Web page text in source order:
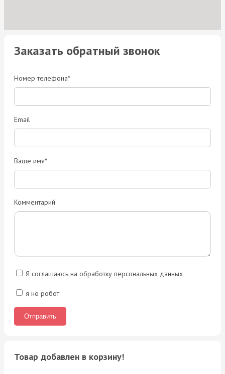
Заказать обратный звонок
Номер телефона*
Email
Ваше имя*
Комментарий
Я соглашаюсь на обработку персональных данных
я не робот
Товар добавлен в корзину!